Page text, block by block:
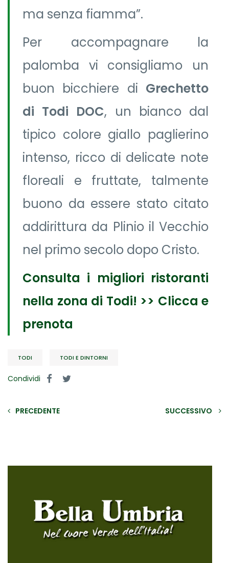
ma senza fiamma”.
Per accompagnare la
palomba vi consigliamo un
buon bicchiere di Grechetto
di Todi DOC, un bianco dal
tipico colore giallo paglierino
intenso, ricco di delicate note
floreali e fruttate, talmente
buono da essere stato citato
addirittura da Plinio il Vecchio
nel primo secolo dopo Cristo.
Consulta i migliori ristoranti
nella zona di Todi! >> Clicca e
prenota
TODI TODI E DINTORNI
Condividi
PRECEDENTE SUCCESSIVO